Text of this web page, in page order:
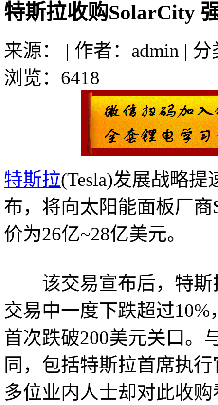
特斯拉收购SolarCity
来源： | 作者：admin | 分
浏览：6418
特斯拉(Tesla)发展战略
布，将向太阳能面板厂
价为26亿~28亿美元。
该交易宣布后，特斯
交易中一度下跌超过
首次跌破200美元关口。
同，包括特斯拉首席执
多位业内人士却对此收